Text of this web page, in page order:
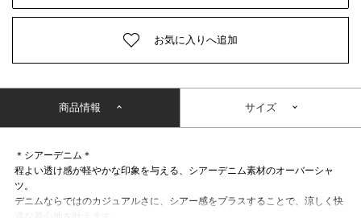
お気に入りへ追加
商品情報 サイズ
＊シアーデニム＊
程よい透け感が軽やかな印象を与える、シアーデニム素材のオーバーシャ
ツ。
デニムならではのカジュアルさに、シアー感をプラスすることで、涼しく快